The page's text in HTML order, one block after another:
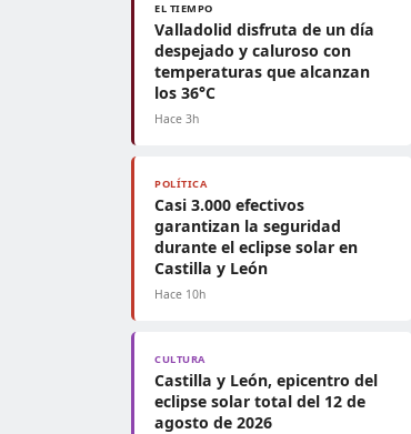
EL TIEMPO
Valladolid disfruta de un día
despejado y caluroso con
temperaturas que alcanzan
los 36°C
Hace 3h
POLÍTICA
Casi 3.000 efectivos
garantizan la seguridad
durante el eclipse solar en
Castilla y León
Hace 10h
CULTURA
Castilla y León, epicentro del
eclipse solar total del 12 de
agosto de 2026